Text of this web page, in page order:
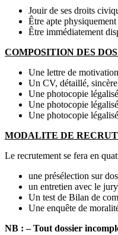
Jouir de ses droits
Être apte
Être immédiatement
COMPOSITION DES
Une lettre de
Un CV, détaillé,
Une photocopie
Une photocopie
Une photocopie
MODALITE DE
Le recrutement se fera en
une présélection sur
un entretien avec le
Un test de Bilan de
Une enquête de
NB : – Tout dossier